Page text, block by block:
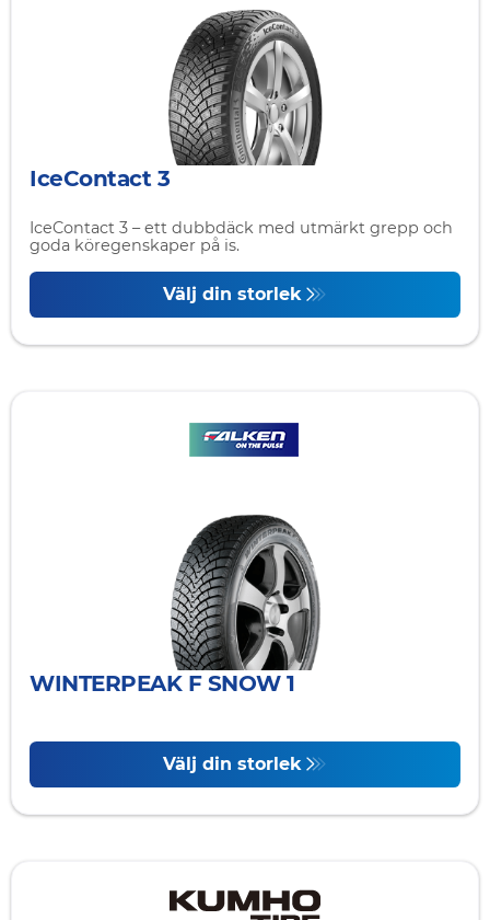
IceContact 3
IceContact 3 – ett dubbdäck med utmärkt grepp och
goda köregenskaper på is.
Välj din storlek
WINTERPEAK F SNOW 1
Välj din storlek